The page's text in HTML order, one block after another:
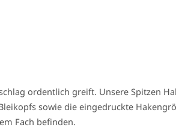
ordentlich greift. Unsere Spitzen
sowie die eingedruckte
Fach befinden.